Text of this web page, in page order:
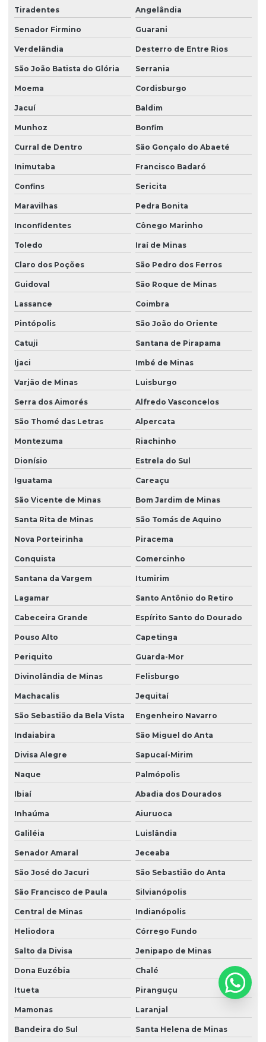
Tiradentes Angelândia
Senador Firmino Guarani
Verdelândia Desterro de Entre Rios
São João Batista do Glória Serrania
Moema Cordisburgo
Jacuí Baldim
Munhoz Bonfim
Curral de Dentro São Gonçalo do Abaeté
Inimutaba Francisco Badaró
Confins Sericita
Maravilhas Pedra Bonita
Inconfidentes Cônego Marinho
Toledo Iraí de Minas
Claro dos Poções São Pedro dos Ferros
Guidoval São Roque de Minas
Lassance Coimbra
Pintópolis São João do Oriente
Catuji Santana de Pirapama
Ijaci Imbé de Minas
Varjão de Minas Luisburgo
Serra dos Aimorés Alfredo Vasconcelos
São Thomé das Letras Alpercata
Montezuma Riachinho
Dionísio Estrela do Sul
Iguatama Careaçu
São Vicente de Minas Bom Jardim de Minas
Santa Rita de Minas São Tomás de Aquino
Nova Porteirinha Piracema
Conquista Comercinho
Santana da Vargem Itumirim
Lagamar Santo Antônio do Retiro
Cabeceira Grande Espírito Santo do Dourado
Pouso Alto Capetinga
Periquito Guarda-Mor
Divinolândia de Minas Felisburgo
Machacalis Jequitaí
São Sebastião da Bela Vista Engenheiro Navarro
Indaiabira São Miguel do Anta
Divisa Alegre Sapucaí-Mirim
Naque Palmópolis
Ibiaí Abadia dos Dourados
Inhaúma Aiuruoca
Galiléia Luislândia
Senador Amaral Jeceaba
São José do Jacuri São Sebastião do Anta
São Francisco de Paula Silvianópolis
Central de Minas Indianópolis
Heliodora Córrego Fundo
Salto da Divisa Jenipapo de Minas
Dona Euzébia Chalé
Itueta Piranguçu
Mamonas Laranjal
Bandeira do Sul Santa Helena de Minas